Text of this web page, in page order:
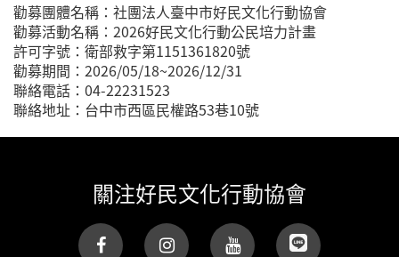
勸募團體名稱：社團法人臺中市好民文化行動協會
勸募活動名稱：2026好民文化行動公民培力計畫
許可字號：衛部救字第1151361820號
勸募期間：2026/05/18~2026/12/31
聯絡電話：04-22231523
聯絡地址：台中市西區民權路53巷10號
關注好民文化行動協會
(link is